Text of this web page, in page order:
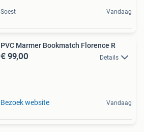
Soest Vandaag
PVC Marmer Bookmatch Florence R
€ 99,00 Details
Bezoek website Vandaag